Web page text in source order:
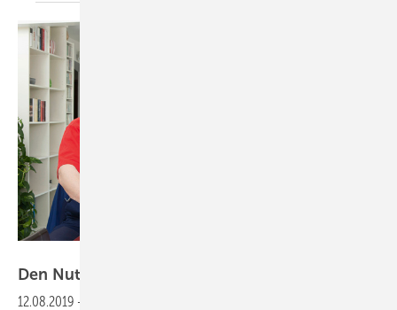
Den Nutzer ins Zentrum
12.08.2019 -